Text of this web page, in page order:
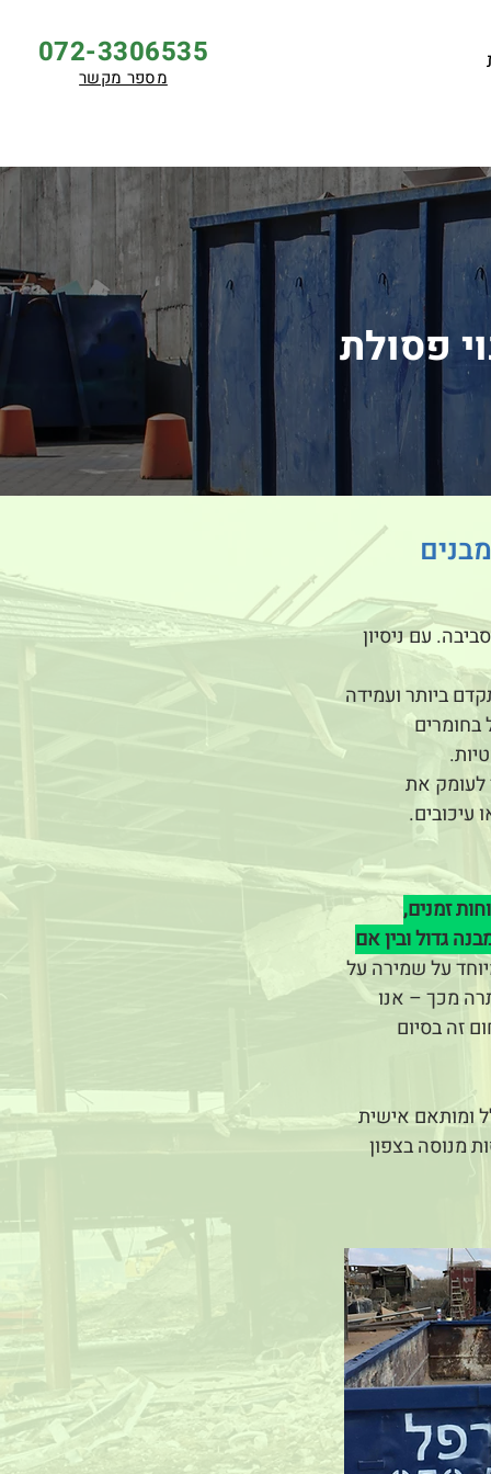
072-3306535
מספר מקשר
פסולת
עם ניסיון
ביותר ועמידה
בחומרים
לעומק את
עיכובים.
זמנים,
גדול ובין אם
על שמירה על
מכך – אנו
זה בסיום
ומותאם אישית
מנוסה בצפון